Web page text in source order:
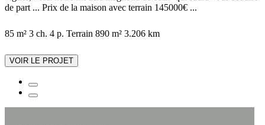
de part ... Prix de la maison avec terrain 145000€ ...
85 m² 3 ch. 4 p. Terrain 890 m² 3.206 km
VOIR LE PROJET